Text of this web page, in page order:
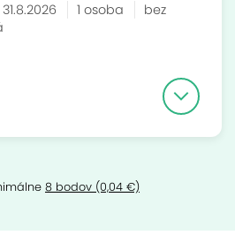
1 osoba
bez
8 bodov (0,04 €)